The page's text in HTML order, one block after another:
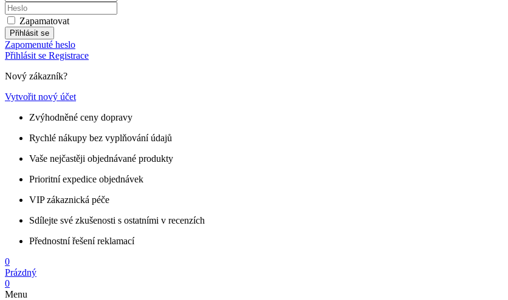
Zapamatovat
Přihlásit se
Zapomenuté heslo
Přihlásit se Registrace
Nový zákazník?
Vytvořit nový účet
Zvýhodněné ceny dopravy
Rychlé nákupy bez vyplňování údajů
Vaše nejčastěji objednávané produkty
Prioritní expedice objednávek
VIP zákaznická péče
Sdílejte své zkušenosti s ostatními v recenzích
Přednostní řešení reklamací
0
Prázdný
0
Menu